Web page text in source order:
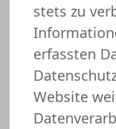
stets zu
erfassten
Website